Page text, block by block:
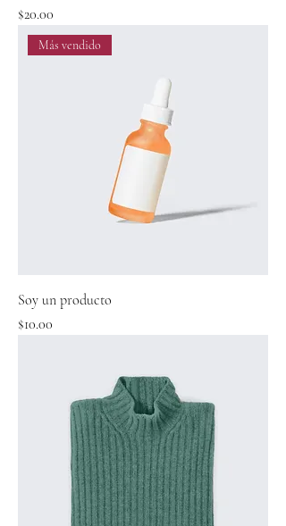
Precio
$20.00
Más vendido
Soy un producto
Precio
$10.00